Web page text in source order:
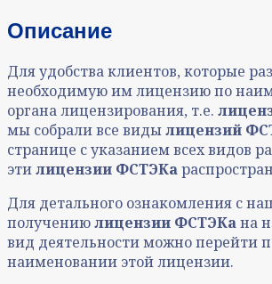
Описание
Для удобства клиентов, которые
необходимую им лицензию по
органа лицензирования, т.е.
мы собрали все видылицензий
странице с указанием всех видов
этилицензии ФСТЭКа
Для детального ознакомления с
получениюлицензии ФСТЭКана
вид деятельности можно перейти
наименовании этой лицензии.